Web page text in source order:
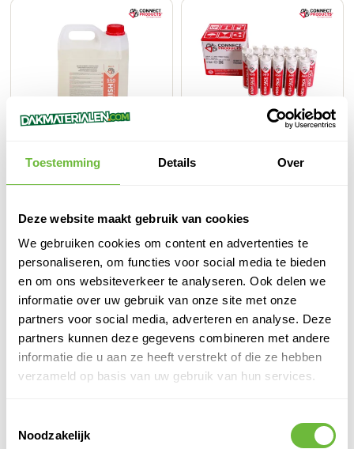
Toestemming Details Over
Deze website maakt gebruik van cookies
We gebruiken cookies om content en advertenties te
personaliseren, om functies voor social media te bieden
en om ons websiteverkeer te analyseren. Ook delen we
informatie over uw gebruik van onze site met onze
partners voor social media, adverteren en analyse. Deze
partners kunnen deze gegevens combineren met andere
informatie die u aan ze heeft verstrekt of die ze hebben
verzameld op basis van uw gebruik van hun services.
Noodzakelijk
Adviesprijs:
46,38
excl. BTW
In winkelwagen
Inclusief Heavy Duty
Kitpistool
78,59
64,95 excl. BTW